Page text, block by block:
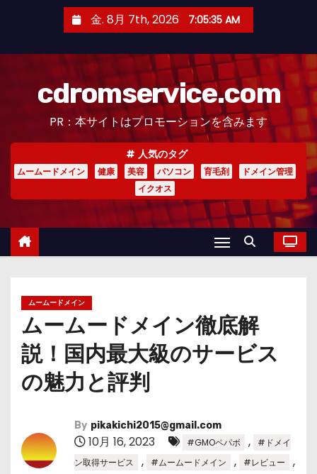
金. 8月 7th, 2026 7:05:36 AM
cdromservice.com
PR：本サイトはプロモーションを含みます
人気のタグ
ムームードメイン 健康 美容 パソコン 育毛剤
ドメイン管理
イクオス
ムームードメイン
ムームードメイン徹底解
説！国内最大級のサービス
の魅力と評判
By pikakichi2015@gmail.com
10月 16, 2023 #GMOペパボ ,
#ドメイ
ン取得サービス
, #ムームードメイン , #レビュー ,